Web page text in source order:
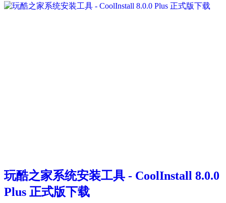
玩酷之家系统安装工具 - CoolInstall 8.0.0
Plus 正式版下载